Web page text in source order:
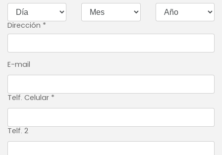
Dirección *
E-mail
Telf. Celular *
Telf. 2